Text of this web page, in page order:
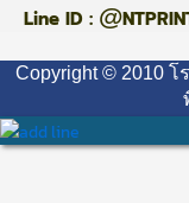
Line ID : @
Copyright © 2010 โ